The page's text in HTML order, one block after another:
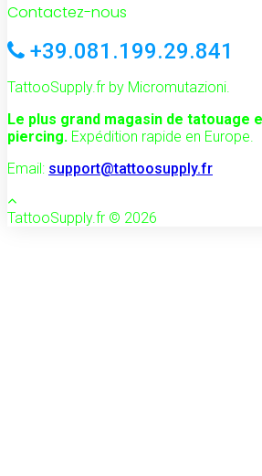
Contactez-nous
+39.081.199.29.841
TattooSupply.fr by Micromutazioni.
Le plus grand magasin de tatouage
piercing. Expédition rapide en Europe.
Email: support@tattoosupply.fr
TattooSupply.fr © 2026